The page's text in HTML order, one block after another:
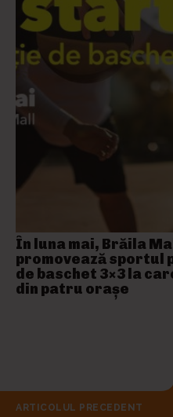
În luna mai, Brăila
promovează sportul
de baschet 3×3 la
din patru orașe
ARTICOLUL PRECEDENT